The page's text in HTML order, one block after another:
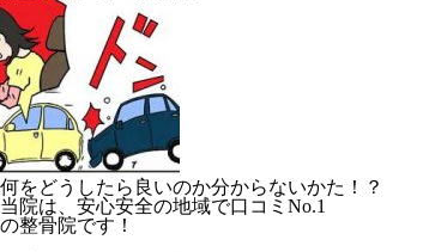
何をどうしたら良いのか分からないかた！？
当院は、安心安全の地域で口コミNo.1
の整骨院です！